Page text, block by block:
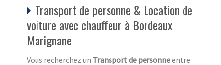
Transport de personne & Location de
voiture avec chauffeur à Bordeaux
Marignane
Vous recherchez un Transport de personneentre